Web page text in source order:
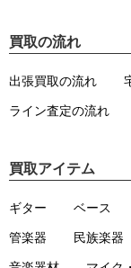
買取の流れ
出張買取の流れ
ライン査定の流れ
買取アイテム
ギター ベース
管楽器 民族楽器